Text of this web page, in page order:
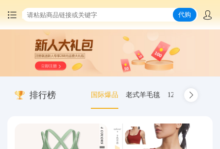
中国商品代购
集运服务
代购
排行榜 国际爆品 老式羊毛毯 12.00-20 truck